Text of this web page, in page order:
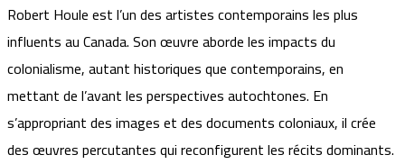
Robert Houle est l’un des artistes contemporains les plus
influents au Canada. Son œuvre aborde les impacts du
colonialisme, autant historiques que contemporains, en
mettant de l’avant les perspectives autochtones. En
s’appropriant des images et des documents coloniaux, il crée
des œuvres percutantes qui reconfigurent les récits dominants.